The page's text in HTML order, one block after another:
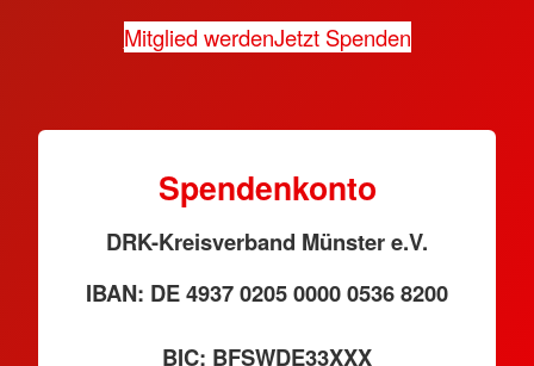
Mitglied werdenJetzt Spenden
Spendenkonto
DRK-Kreisverband Münster e.V.
IBAN: DE 4937 0205 0000 0536 8200
BIC: BFSWDE33XXX